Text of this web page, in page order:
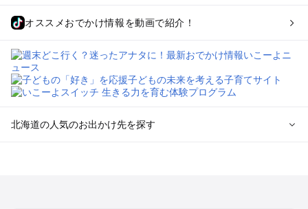
オススメおでかけ情報を動画で紹介！
北海道の人気のお出かけ先を探す